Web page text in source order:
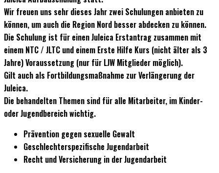
Wir freuen uns sehr dieses Jahr zwei Schulungen anbieten zu
können, um auch die Region Nord besser abdecken zu können.
Die Schulung ist für einen Juleica Erstantrag zusammen mit
einem NTC / JLTC und einem Erste Hilfe Kurs (nicht älter als 3
Jahre) Voraussetzung (nur für LJW Mitglieder möglich).
Gilt auch als Fortbildungsmaßnahme zur Verlängerung der
Juleica.
Die behandelten Themen sind für alle Mitarbeiter, im Kinder-
oder Jugendbereich wichtig.
Prävention gegen sexuelle Gewalt
Geschlechterspezifische Jugendarbeit
Recht und Versicherung in der Jugendarbeit